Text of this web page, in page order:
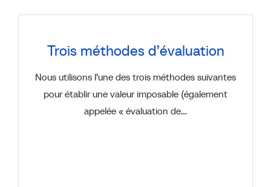
Trois méthodes d’évaluation
Nous utilisons l’une des trois méthodes suivantes
pour établir une valeur imposable (également
appelée « évaluation de…